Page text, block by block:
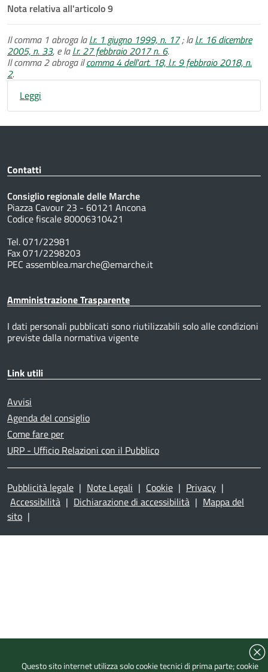
Nota relativa all'articolo 9
Il comma 1 abroga lal.r. 1 giugno 1999, n. 17; lal.r. 16 dicembre
2005, n. 33, e lal.r. 27 febbraio 2017 n. 6.
Il comma 2 abroga ilcomma 4 dell'art. 18, l.r. 9 febbraio 2018, n.
2.
Leggi
Contatti
Consiglio regionale delle Marche
Piazza Cavour 23 - 60121 Ancona
Codice fiscale 80006310421
Tel. 071/22981
Fax 071/2298203
PEC assemblea.marche@emarche.it
Amministrazione Trasparente
I dati personali pubblicati sono riutilizzabili solo alle condizioni
previste dalla normativa vigente
Link utili
Avvisi
Agenda del consiglio
Come fare per
URP - Ufficio Relazioni con il Pubblico
Pubblicità legale | Note Legali | Cookie | Privacy |
Accessibilità | Dichiarazione di accessibilità | Mappa del
sito |
Questo sito internet utilizza solo cookie tecnici di prima parte; cookie